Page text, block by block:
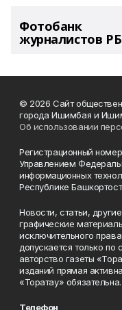
Фотобанк
журналистов РБ
© 2026 Сайт
города Ишимбая и
Об использовании
Регистрационный
Управлением
информационных
Республике
Новости, статьи,
графические
исключительного
допускается только
авторство газеты
изданий прямая
«Торатау» обязательна.
Телефон